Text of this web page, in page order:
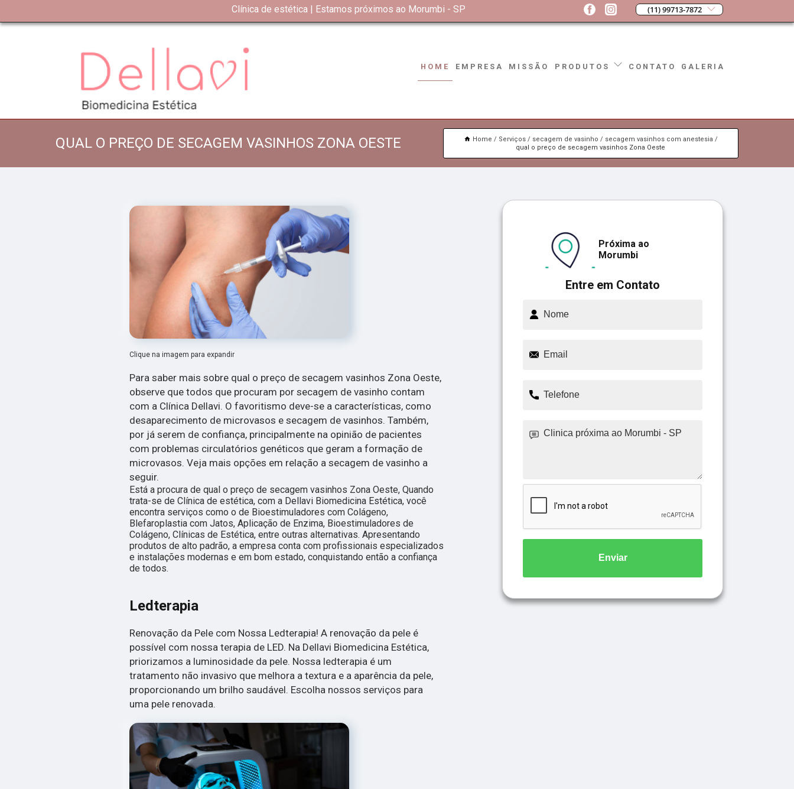
Clínica de estética | Estamos próximos ao Morumbi - SP (11) 99713-7872
HOME EMPRESA MISSÃO PRODUTOS CONTATO GALERIA
QUAL O PREÇO DE SECAGEM VASINHOS ZONA OESTE Home Serviços secagem de vasinho
secagem vasinhos com anestesia
qual o preço de secagem vasinhos Zona Oeste
Clique na imagem para expandir
Para saber mais sobre qual o preço de secagem vasinhos Zona Oeste,
observe que todos que procuram por secagem de vasinho contam
com a Clínica Dellavi. O favoritismo deve-se a características, como
desaparecimento de microvasos e secagem de vasinhos. Também,
por já serem de confiança, principalmente na opinião de pacientes
com problemas circulatórios genéticos que geram a formação de
microvasos. Veja mais opções em relação a secagem de vasinho a
seguir.
Está a procura de qual o preço de secagem vasinhos Zona Oeste, Quando
trata-se de Clínica de estética, com a Dellavi Biomedicina Estética, você
encontra serviços como o de Bioestimuladores com Colágeno,
Blefaroplastia com Jatos, Aplicação de Enzima, Bioestimuladores de
Colágeno, Clínicas de Estética, entre outras alternativas. Apresentando
produtos de alto padrão, a empresa conta com profissionais especializados
e instalações modernas e em bom estado, conquistando então a confiança
de todos.
Ledterapia
Renovação da Pele com Nossa Ledterapia! A renovação da pele é
possível com nossa terapia de LED. Na Dellavi Biomedicina Estética,
priorizamos a luminosidade da pele. Nossa ledterapia é um
tratamento não invasivo que melhora a textura e a aparência da pele,
proporcionando um brilho saudável. Escolha nossos serviços para
uma pele renovada.
Entre em Contato
Próxima ao
Morumbi
Enviar